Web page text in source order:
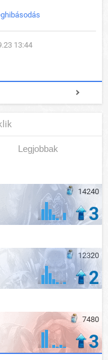
13:44
Legjobbak
14240
3
12320
2
7480
3